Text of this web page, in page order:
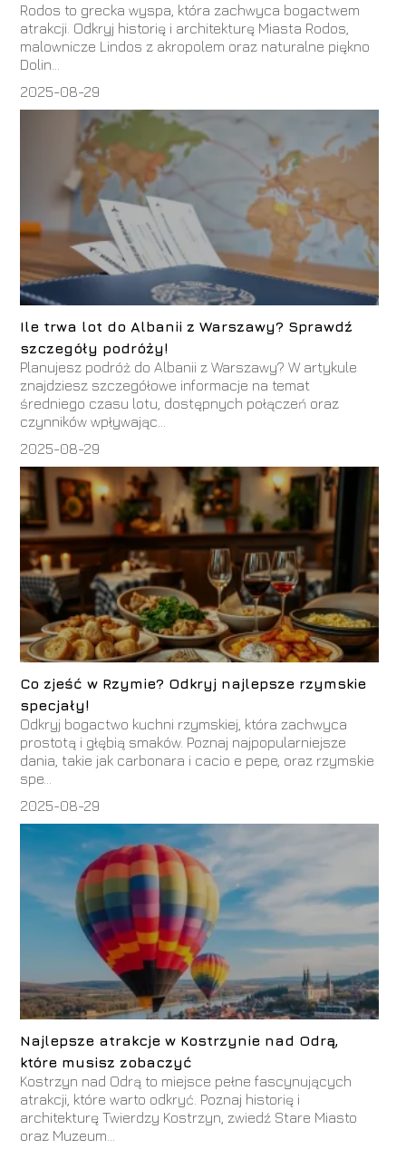
Rodos to grecka wyspa, która zachwyca bogactwem
atrakcji. Odkryj historię i architekturę Miasta Rodos,
malownicze Lindos z akropolem oraz naturalne piękno
Dolin...
2025-08-29
Ile trwa lot do Albanii z Warszawy? Sprawdź
szczegóły podróży!
Planujesz podróż do Albanii z Warszawy? W artykule
znajdziesz szczegółowe informacje na temat
średniego czasu lotu, dostępnych połączeń oraz
czynników wpływając...
2025-08-29
Co zjeść w Rzymie? Odkryj najlepsze rzymskie
specjały!
Odkryj bogactwo kuchni rzymskiej, która zachwyca
prostotą i głębią smaków. Poznaj najpopularniejsze
dania, takie jak carbonara i cacio e pepe, oraz rzymskie
spe...
2025-08-29
Najlepsze atrakcje w Kostrzynie nad Odrą,
które musisz zobaczyć
Kostrzyn nad Odrą to miejsce pełne fascynujących
atrakcji, które warto odkryć. Poznaj historię i
architekturę Twierdzy Kostrzyn, zwiedź Stare Miasto
oraz Muzeum...